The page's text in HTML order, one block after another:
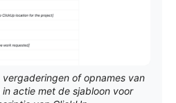
of opnames van
actie met de sjabloon voor